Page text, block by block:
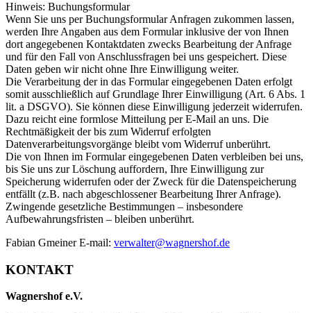
Hinweis: Buchungsformular
Wenn Sie uns per Buchungsformular Anfragen zukommen lassen,
werden Ihre Angaben aus dem Formular inklusive der von Ihnen
dort angegebenen Kontaktdaten zwecks Bearbeitung der Anfrage
und für den Fall von Anschlussfragen bei uns gespeichert. Diese
Daten geben wir nicht ohne Ihre Einwilligung weiter.
Die Verarbeitung der in das Formular eingegebenen Daten erfolgt
somit ausschließlich auf Grundlage Ihrer Einwilligung (Art. 6 Abs. 1
lit. a DSGVO). Sie können diese Einwilligung jederzeit widerrufen.
Dazu reicht eine formlose Mitteilung per E-Mail an uns. Die
Rechtmäßigkeit der bis zum Widerruf erfolgten
Datenverarbeitungsvorgänge bleibt vom Widerruf unberührt.
Die von Ihnen im Formular eingegebenen Daten verbleiben bei uns,
bis Sie uns zur Löschung auffordern, Ihre Einwilligung zur
Speicherung widerrufen oder der Zweck für die Datenspeicherung
entfällt (z.B. nach abgeschlossener Bearbeitung Ihrer Anfrage).
Zwingende gesetzliche Bestimmungen – insbesondere
Aufbewahrungsfristen – bleiben unberührt.
Fabian Gmeiner E-mail: verwalter@wagnershof.de
KONTAKT
Wagnershof e.V.